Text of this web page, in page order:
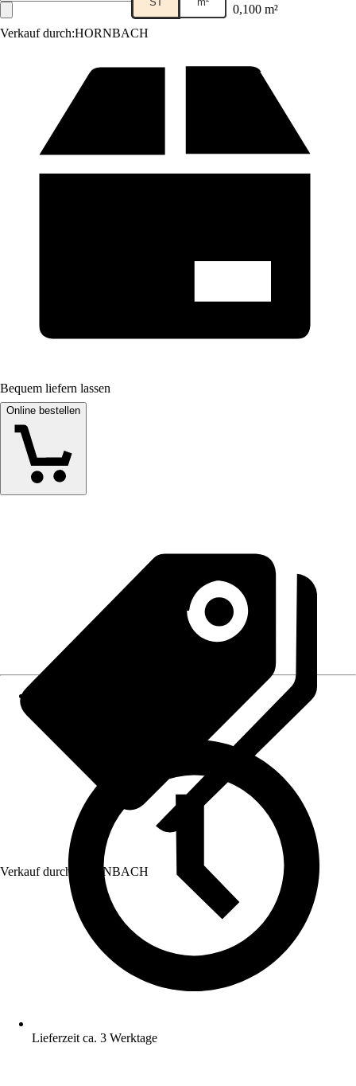
Verkauf durch:HORNBACH
0,100 m²
Bequem liefern lassen
Online bestellen
Verkauf durch: HORNBACH
Lieferzeit ca. 3 Werktage